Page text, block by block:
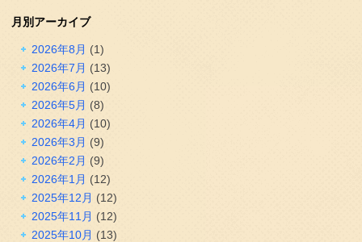
月別アーカイブ
2026年8月 (1)
2026年7月 (13)
2026年6月 (10)
2026年5月 (8)
2026年4月 (10)
2026年3月 (9)
2026年2月 (9)
2026年1月 (12)
2025年12月 (12)
2025年11月 (12)
2025年10月 (13)